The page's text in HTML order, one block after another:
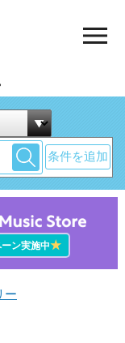
条件を追加
ン実施中★
ー